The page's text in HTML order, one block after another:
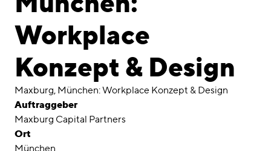
Awards
Karriere
Standorte
linkedininstagram
Deutsch
English
Workplace
Konzept & Design
Maxburg, München: Workplace Konzept & Design
Auftraggeber
Maxburg Capital Partners
Ort
München